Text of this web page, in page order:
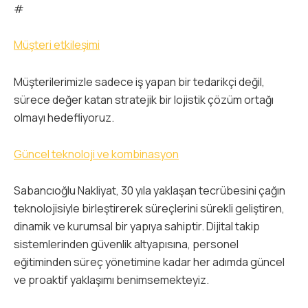
#
Müşteri etkileşimi
Müşterilerimizle sadece iş yapan bir tedarikçi değil,
sürece değer katan stratejik bir lojistik çözüm ortağı
olmayı hedefliyoruz.
Güncel teknoloji ve kombinasyon
Sabancıoğlu Nakliyat, 30 yıla yaklaşan tecrübesini çağın
teknolojisiyle birleştirerek süreçlerini sürekli geliştiren,
dinamik ve kurumsal bir yapıya sahiptir. Dijital takip
sistemlerinden güvenlik altyapısına, personel
eğitiminden süreç yönetimine kadar her adımda güncel
ve proaktif yaklaşımı benimsemekteyiz.